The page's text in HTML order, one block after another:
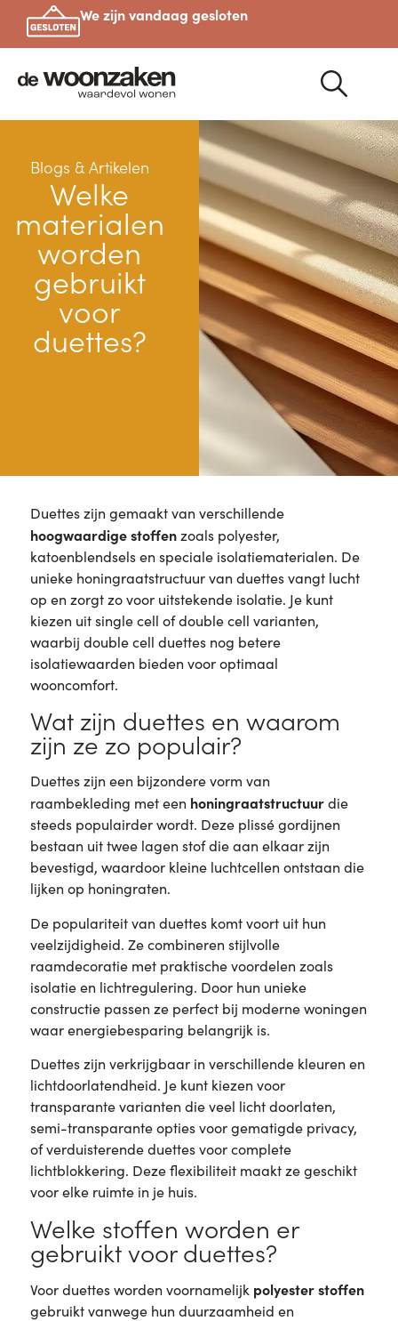
We zijn vandaag gesloten
Blogs & Artikelen
Welke
materialen
worden
gebruikt
voor
duettes?
Duettes zijn gemaakt van verschillende
hoogwaardige stoffenzoals polyester,
katoenblendsels en speciale isolatiematerialen. De
unieke honingraatstructuur van duettes vangt lucht
op en zorgt zo voor uitstekende isolatie. Je kunt
kiezen uit single cell of double cell varianten,
waarbij double cell duettes nog betere
isolatiewaarden bieden voor optimaal
wooncomfort.
Wat zijn duettes en waarom
zijn ze zo populair?
Duettes zijn een bijzondere vorm van
raambekleding met een honingraatstructuurdie
steeds populairder wordt. Deze plissé gordijnen
bestaan uit twee lagen stof die aan elkaar zijn
bevestigd, waardoor kleine luchtcellen ontstaan die
lijken op honingraten.
De populariteit van duettes komt voort uit hun
veelzijdigheid. Ze combineren stijlvolle
raamdecoratie met praktische voordelen zoals
isolatie en lichtregulering. Door hun unieke
constructie passen ze perfect bij moderne woningen
waar energiebesparing belangrijk is.
Duettes zijn verkrijgbaar in verschillende kleuren en
lichtdoorlatendheid. Je kunt kiezen voor
transparante varianten die veel licht doorlaten,
semi-transparante opties voor gematigde privacy,
of verduisterende duettes voor complete
lichtblokkering. Deze flexibiliteit maakt ze geschikt
voor elke ruimte in je huis.
Welke stoffen worden er
gebruikt voor duettes?
Voor duettes worden voornamelijk polyester stoffen
gebruikt vanwege hun duurzaamheid en